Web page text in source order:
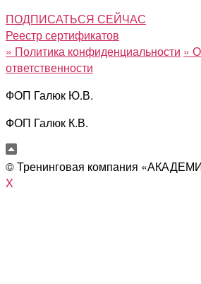
ПОДПИСАТЬСЯ СЕЙЧАС
Реестр сертификатов
» Политика конфиденциальности »
ответственности
ФОП Галюк Ю.В.
ФОП Галюк К.В.
© Тренинговая компания
X